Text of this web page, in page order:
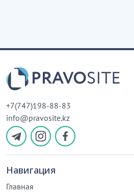
+7(747)198-88-83
info@pravosite.kz
Навигация
Главная